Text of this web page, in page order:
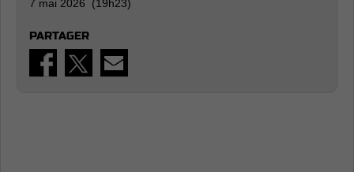
7 mai 2026 (19h23)
PARTAGER